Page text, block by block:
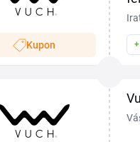
Kupon